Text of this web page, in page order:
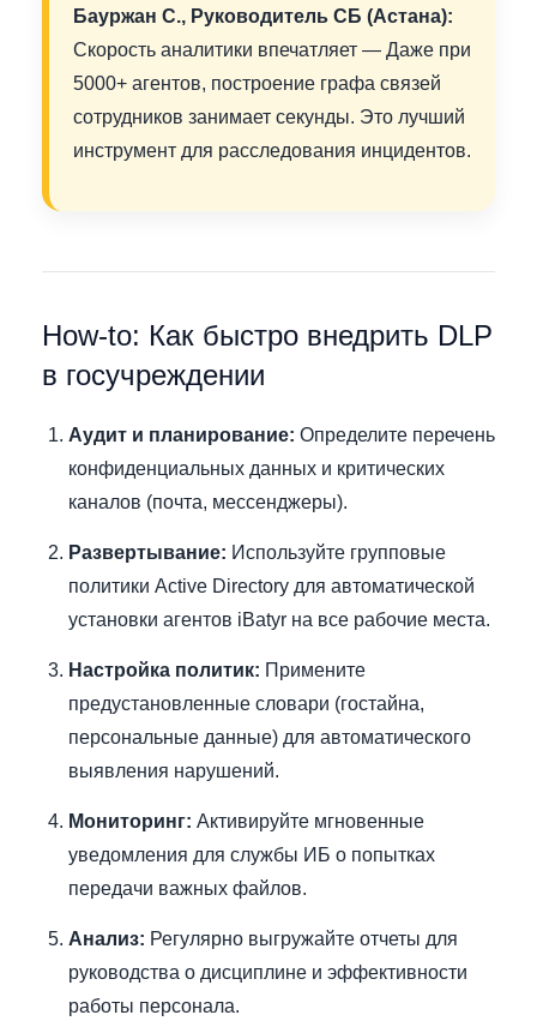
Бауржан С., Руководитель СБ (Астана):
Скорость аналитики впечатляет — Даже при
5000+ агентов, построение графа связей
сотрудников занимает секунды. Это лучший
инструмент для расследования инцидентов.
How-to: Как быстро внедрить DLP
в госучреждении
Аудит и планирование: Определите перечень
конфиденциальных данных и критических
каналов (почта, мессенджеры).
Развертывание: Используйте групповые
политики Active Directory для автоматической
установки агентов iBatyr на все рабочие места.
Настройка политик: Примените
предустановленные словари (гостайна,
персональные данные) для автоматического
выявления нарушений.
Мониторинг: Активируйте мгновенные
уведомления для службы ИБ о попытках
передачи важных файлов.
Анализ: Регулярно выгружайте отчеты для
руководства о дисциплине и эффективности
работы персонала.